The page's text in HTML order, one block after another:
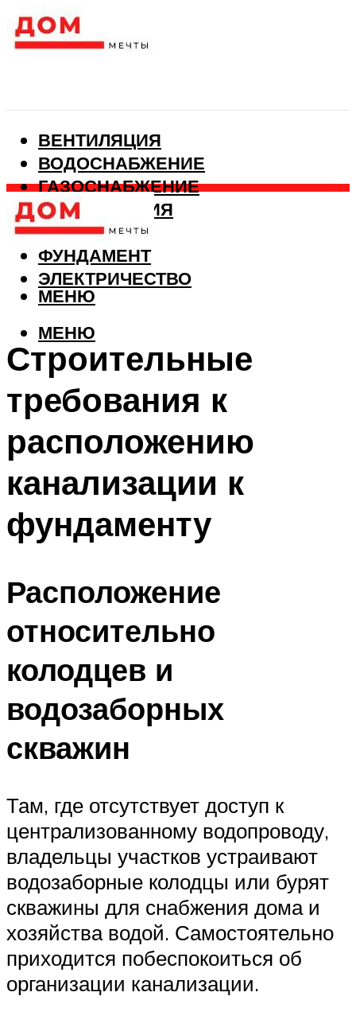
ВЕНТИЛЯЦИЯ
ВОДОСНАБЖЕНИЕ
ГАЗОСНАБЖЕНИЕ
КАНАЛИЗАЦИЯ
ОТОПЛЕНИЕ
ФУНДАМЕНТ
ЭЛЕКТРИЧЕСТВО
МЕНЮ
МЕНЮ
Строительные
требования к
расположению
канализации к
фундаменту
Расположение
относительно
колодцев и
водозаборных
скважин
Там, где отсутствует доступ к
централизованному водопроводу,
владельцы участков устраивают
водозаборные колодцы или бурят
скважины для снабжения дома и
хозяйства водой. Самостоятельно
приходится побеспокоиться об
организации канализации.